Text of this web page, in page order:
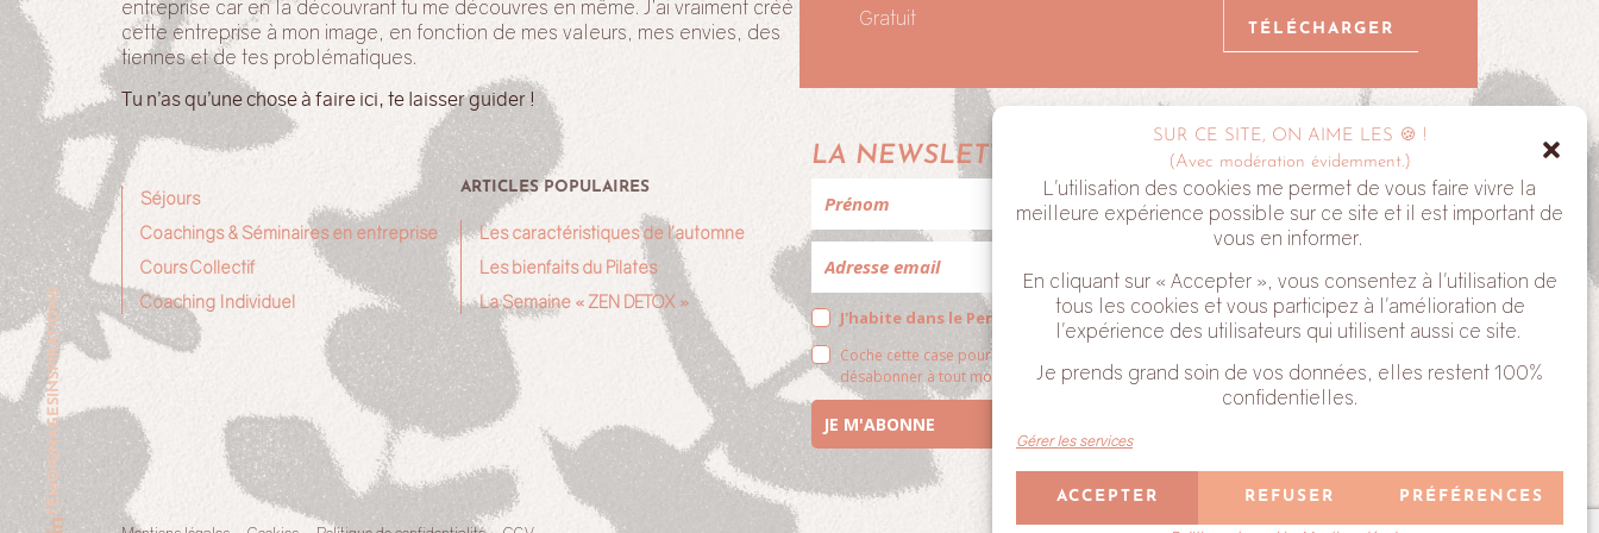
SUR CE SITE, ON AIME LES 🍪 !
(Avec modération évidemment.)
L'utilisation des cookies me permet de vous faire vivre la
meilleure expérience possible sur ce site et il est important de
vous en informer.
En cliquant sur « Accepter », vous consentez à l'utilisation de
tous les cookies et vous participez à l'amélioration de
l'expérience des utilisateurs qui utilisent aussi ce site.
Je prends grand soin de vos données, elles restent 100%
confidentielles.
Gérer les services
ACCEPTER REFUSER PRÉFÉRENCES
INSPIRATIONS
TÉMOIGNAGES
entreprise car en la découvrant tu me découvres en même. J’ai vraiment créé
cette entreprise à mon image, en fonction de mes valeurs, mes envies, des
tiennes et de tes problématiques.
Tu n’as qu’une chose à faire ici, te laisser guider !
Séjours
Coachings & Séminaires en entreprise
Cours Collectif
Coaching Individuel
ARTICLES POPULAIRES
Les caractéristiques de l’automne
Les bienfaits du Pilates
La Semaine « ZEN DETOX »
Gratuit TÉLÉCHARGER
LA NEWSLETTER ALYVE
J'habite dans le Perche
Coche cette case pour valider que tu acceptes de recevoir mes Newsletter. Tu peux te
désabonner à tout moment en cliquant sur le lien en bas de chaque email que tu reçois.
JE M'ABONNE